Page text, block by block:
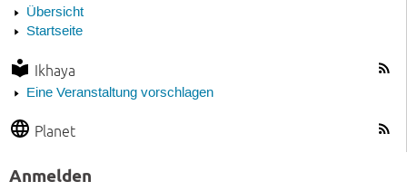
Übersicht
Startseite
Ikhaya
Eine Veranstaltung vorschlagen
Planet
Anmelden